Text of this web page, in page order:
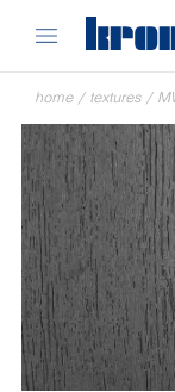
home / textures /